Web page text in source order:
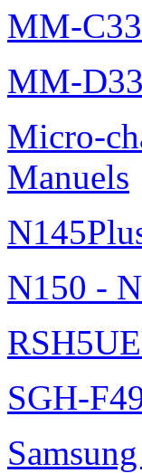
MM-
MM-
Micro-
Manuels
N150 -
SGH-